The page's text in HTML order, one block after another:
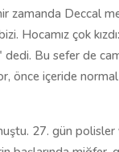
zamanda Deccal
Hocamız çok
Bu sefer de
içeride normal
27. gün